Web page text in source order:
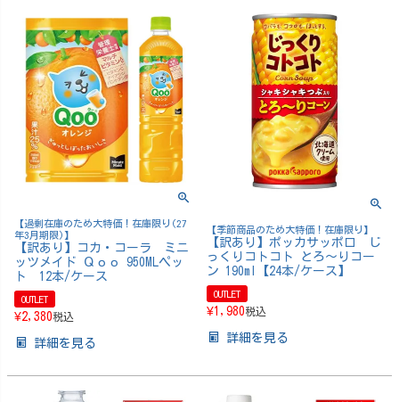
【過剰在庫のため大特価！在庫限り(27
年3月期限)】
【訳あり】コカ・コーラ ミニ
ッツメイド Ｑｏｏ 950MLペッ
ト 12本/ケース
OUTLET
¥2,380税込
詳細を見る
【季節商品のため大特価！在庫限り】
【訳あり】ポッカサッポロ じ
っくりコトコト とろ～りコー
ン 190ml【24本/ケース】
OUTLET
¥1,980税込
詳細を見る